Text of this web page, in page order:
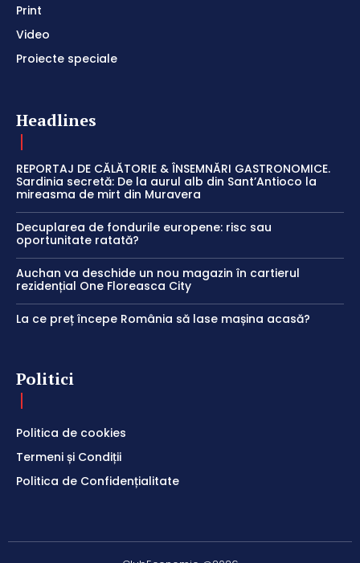
Print
Video
Proiecte speciale
Headlines
REPORTAJ DE CĂLĂTORIE & ÎNSEMNĂRI GASTRONOMICE.
Sardinia secretă: De la aurul alb din Sant’Antioco la
mireasma de mirt din Muravera
Decuplarea de fondurile europene: risc sau
oportunitate ratată?
Auchan va deschide un nou magazin în cartierul
rezidențial One Floreasca City
La ce preț începe România să lase mașina acasă?
Politici
Politica de cookies
Termeni și Condiții
Politica de Confidențialitate